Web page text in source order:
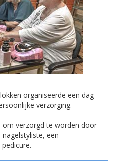
organiseerde een dag
verzorging.
om verzorgd te worden door
nagelstyliste, een